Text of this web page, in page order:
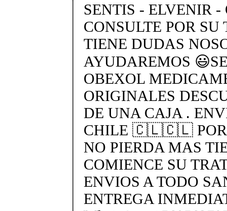
SENTIS - ELVENIR
CONSULTE POR
TIENE DUDAS
AYUDAREMOS
OBEXOL
ORIGINALES
DE UNA CAJA .
CHILE 🇨🇱🇨🇱 POR
NO PIERDA MAS
COMIENCE SU
ENVIOS A TODO
ENTREGA